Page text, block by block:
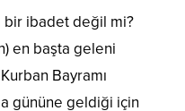
bir ibadet değil mi?
en başta geleni
Bayramı
gününe geldiği için